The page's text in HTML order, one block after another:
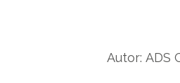
Autor: ADS